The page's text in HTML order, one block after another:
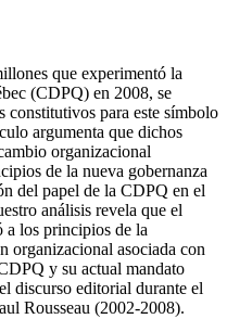
que experimentó la
(CDPQ) en 2008, se
constitutivos para este símbolo
argumenta que dichos
organizacional
de la nueva gobernanza
del papel de la CDPQ en el
análisis revela que el
a los principios de la
organizacional asociada con
y su actual mandato
discurso editorial durante el
Rousseau (2002-2008).